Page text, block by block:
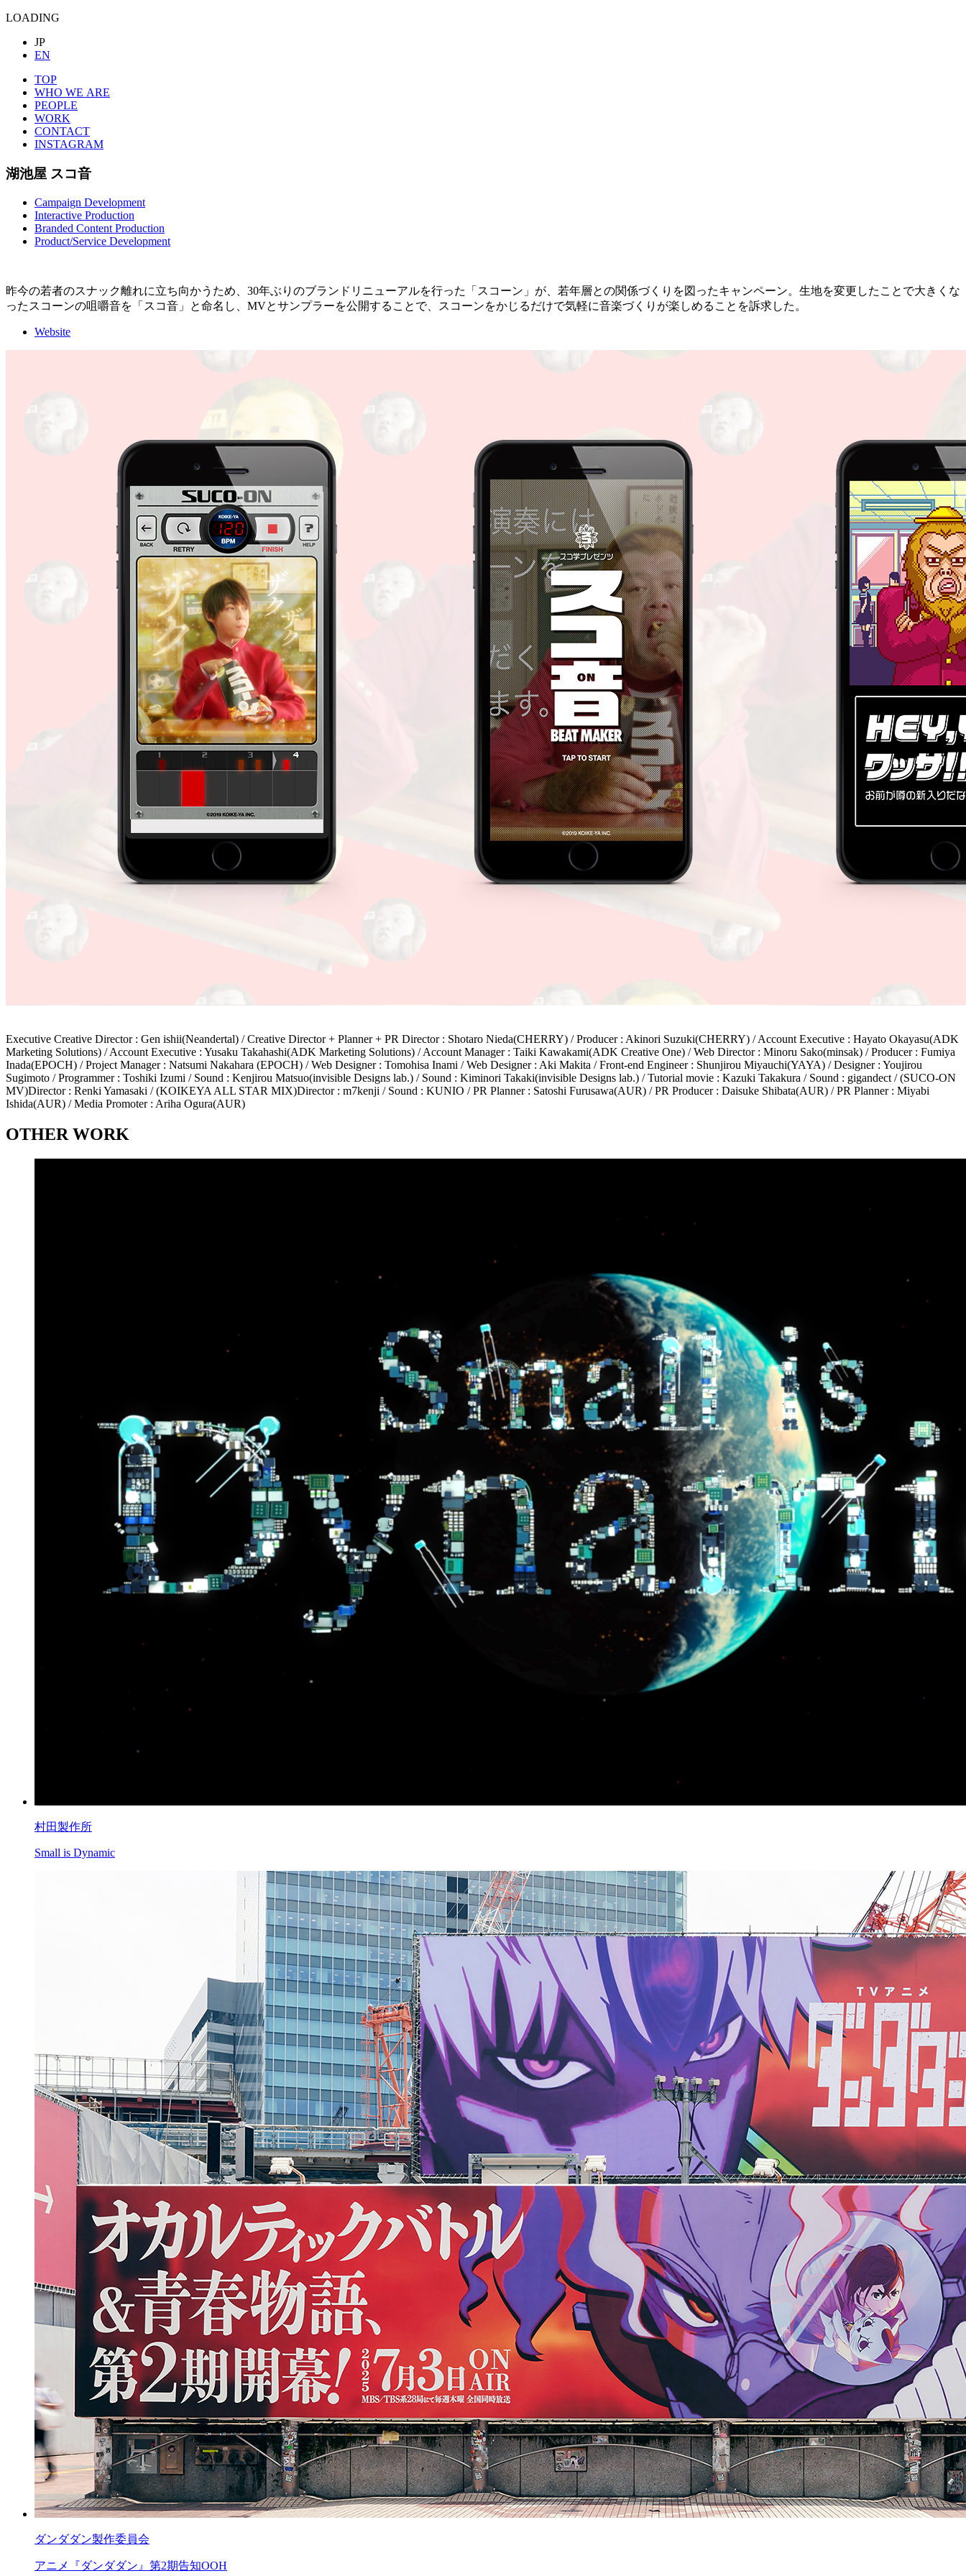
LOADING
JP
EN
TOP
WHO WE ARE
PEOPLE
WORK
CONTACT
INSTAGRAM
湖池屋 スコ音
Campaign Development
Interactive Production
Branded Content Production
Product/Service Development
昨今の若者のスナック離れに立ち向かうため、30年ぶりのブランドリニューアルを行った「スコーン」が、若年層との関係づくりを図ったキャンペーン。生地を変更したことで大きくな
ったスコーンの咀嚼音を「スコ音」と命名し、MVとサンプラーを公開することで、スコーンをかじるだけで気軽に音楽づくりが楽しめることを訴求した。
Website
Executive Creative Director : Gen ishii(Neandertal) / Creative Director + Planner + PR Director : Shotaro Nieda(CHERRY) / Producer : Akinori Suzuki(CHERRY) / Account Executive : Hayato Okayasu(ADK
Marketing Solutions) / Account Executive : Yusaku Takahashi(ADK Marketing Solutions) / Account Manager : Taiki Kawakami(ADK Creative One) / Web Director : Minoru Sako(minsak) / Producer : Fumiya
Inada(EPOCH) / Project Manager : Natsumi Nakahara (EPOCH) / Web Designer : Tomohisa Inami / Web Designer : Aki Makita / Front-end Engineer : Shunjirou Miyauchi(YAYA) / Designer : Youjirou
Sugimoto / Programmer : Toshiki Izumi / Sound : Kenjirou Matsuo(invisible Designs lab.) / Sound : Kiminori Takaki(invisible Designs lab.) / Tutorial movie : Kazuki Takakura / Sound : gigandect / (SUCO-ON
MV)Director : Renki Yamasaki / (KOIKEYA ALL STAR MIX)Director : m7kenji / Sound : KUNIO / PR Planner : Satoshi Furusawa(AUR) / PR Producer : Daisuke Shibata(AUR) / PR Planner : Miyabi
Ishida(AUR) / Media Promoter : Ariha Ogura(AUR)
OTHER WORK
村田製作所
Small is Dynamic
ダンダダン製作委員会
アニメ『ダンダダン』第2期告知OOH